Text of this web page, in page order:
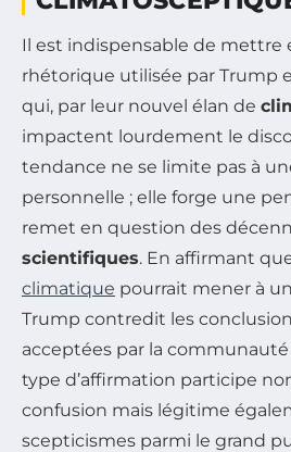
Il est indispensable de mettre
rhétorique utilisée par Trump
qui, par leur nouvel élan de
impactent lourdement le
tendance ne se limite pas à
personnelle ; elle forge une
remet en question des
scientifiques. En affirmant
climatique pourrait mener à
Trump contredit les
acceptées par la
type d’affirmation participe
confusion mais légitime
scepticismes parmi le grand